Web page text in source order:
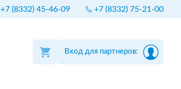
+7 (8332) 45-46-09 +7 (8332) 75-21-00
Вход для партнеров: